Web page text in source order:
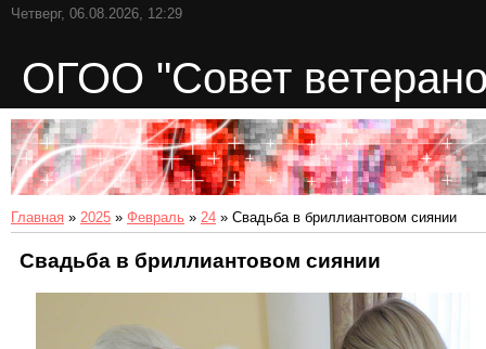
Четверг, 06.08.2026, 12:29
ОГОО "Совет
Главная » 2025 » Февраль » 24 » Свадьба в бриллиантовом сиянии
Свадьба в бриллиантовом сиянии